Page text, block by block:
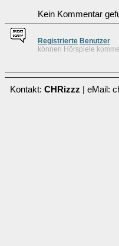
Kein Kommentar
Registrierte Benutzer
können Hörspiele
Kontakt: CHRizzz | eMail: